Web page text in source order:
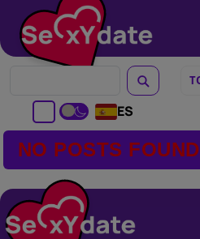
ES
NO POSTS FOUND